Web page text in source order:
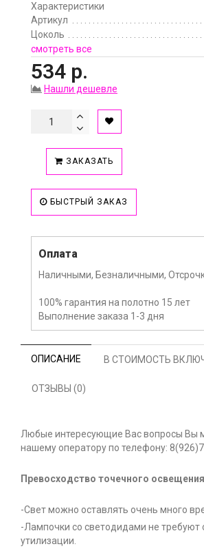
Характеристики
Артикул
Цоколь
смотреть все
534 р.
Нашли дешевле
ЗАКАЗАТЬ
БЫСТРЫЙ ЗАКАЗ
Оплата
Наличными, Безналичными,
100% гарантия на полотно 15 лет
Выполнение заказа 1-3 дня
ОПИСАНИЕ В СТОИМОСТЬ
ОТЗЫВЫ (0)
Любые интересующие Вас вопросы Вы
нашему оператору по телефону:
Превосходство точечного освещения
-Свет можно оставлять очень много
-Лампочки со светодидами не требуют
утилизации.